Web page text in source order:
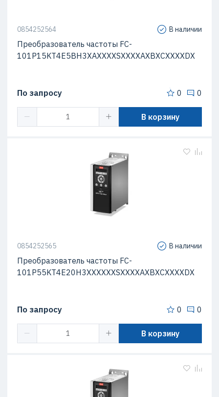
0854252564 В наличии
Преобразователь частоты FC-
101P15KT4E5BH3XAXXXXSXXXXAXBXCXXXXDX
По запросу 0 0
В корзину
0854252565 В наличии
Преобразователь частоты FC-
101P55KT4E20H3XXXXXXSXXXXAXBXCXXXXDX
По запросу 0 0
В корзину